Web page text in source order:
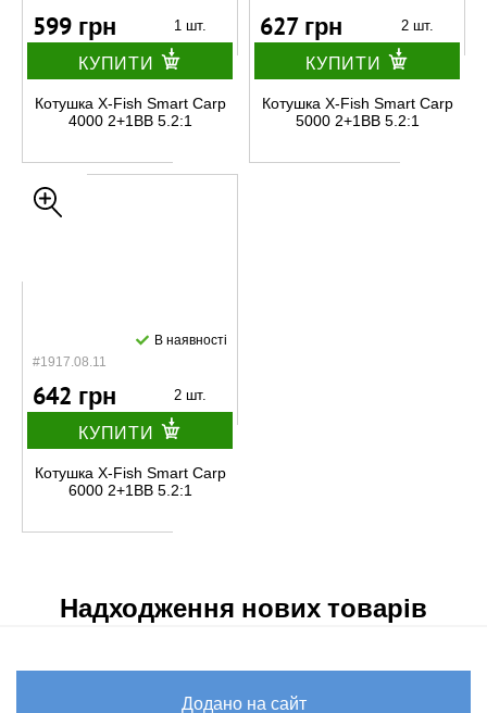
599 грн 1 шт.
КУПИТИ
Котушка X-Fish Smart Carp
4000 2+1BB 5.2:1
627 грн 2 шт.
КУПИТИ
Котушка X-Fish Smart Carp
5000 2+1BB 5.2:1
#1917.08.11
В наявності
642 грн 2 шт.
КУПИТИ
Котушка X-Fish Smart Carp
6000 2+1BB 5.2:1
Надходження нових товарів
Додано на сайт